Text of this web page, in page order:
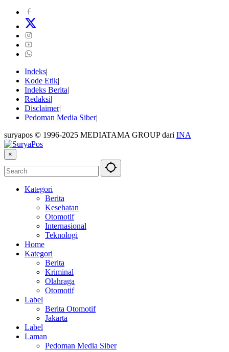
Indeks
Kode Etik
Indeks Berita
Redaksi
Disclaimer
Pedoman Media Siber
suryapos © 1996-2025 MEDIATAMA GROUP dari INA
×
Kategori
Berita
Kesehatan
Otomotif
Internasional
Teknologi
Home
Kategori
Berita
Kriminal
Olahraga
Otomotif
Label
Berita Otomotif
Jakarta
Label
Laman
Pedoman Media Siber